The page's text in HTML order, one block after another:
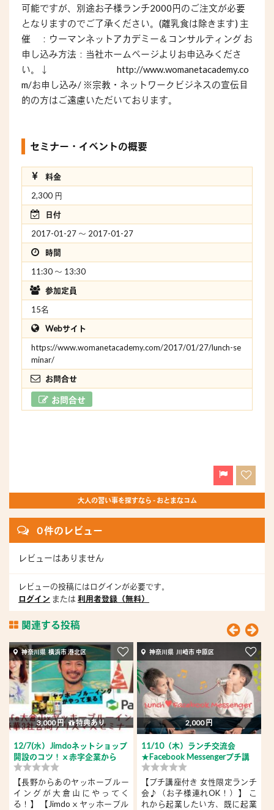
可能ですが、別途お子様ランチ2000円のご注文が必要
となりますのでご了承ください。(離乳食は除きます) 主
催 ：ウーマンネットアカデミー＆コンサルティング お
申し込み方法：当社ホームページよりお申込みくださ
い。↓ http://www.womanetacademy.co
m/お申し込み/ ※宗教・ネットワークビジネスの宣伝目
的の方はご遠慮いただいております。
セミナー・イベントの概要
料金
2,300 円
日付
2017-01-27 〜 2017-01-27
時間
11:30 〜 13:30
参加定員
15名
Webサイト
https://www.womanetacademy.com/2017/01/27/lunch-se
minar/
お問合せ
お問合せ
大人の習い事を探すなら - おとまなコム
0 件のレビュー
レビューはありません
レビューの投稿にはログインが必要です。
ログイン または 利用者登録（無料）
関連する投稿
神奈川県 横浜市 港北区
3,000 円 特典あり
12/7(水）Jimdoネットショップ
開設のコツ！ｘ赤字企業から
業...
【長野からあのヤッホーブルー
イングが大倉山にやってく
る！】 【Jimdoｘヤッホーブル
神奈川県 川崎市 中原区
2,000 円
11/10（木）ランチ交流会
★Facebook Messengerプチ講
座
【プチ講座付き 女性限定ランチ
会♪（お子様連れOK！）】 こ
れから起業したい方、既に起業